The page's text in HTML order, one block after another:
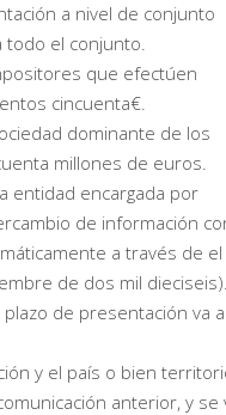
a nivel de conjunto
todo el conjunto.
que efectúen
cincuenta€.
dominante de los
millones de euros.
entidad encargada por
de información
a través de el
de dos mil
de presentación va a
y el país o bien
anterior, y se